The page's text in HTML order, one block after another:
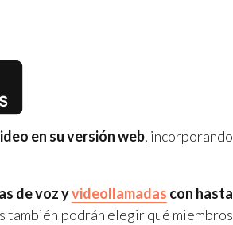
en su versión web, incorporando
de voz yvideollamadas con hasta
también podrán elegir qué miembros